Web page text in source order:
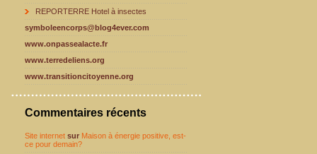
REPORTERRE Hotel à insectes
symboleencorps@blog4ever.com
www.onpassealacte.fr
www.terredeliens.org
www.transitioncitoyenne.org
Commentaires récents
Site internet sur Maison à énergie positive, est-
ce pour demain?